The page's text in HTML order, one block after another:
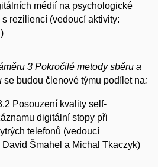
médií na psychologické
reziliencí (vedoucí aktivity:
3 Pokročilé metody sběru a
se budou členové týmu podílet na:
Posouzení kvality self-
digitální stopy při
telefonů (vedoucí
Šmahel a Michal Tkaczyk)